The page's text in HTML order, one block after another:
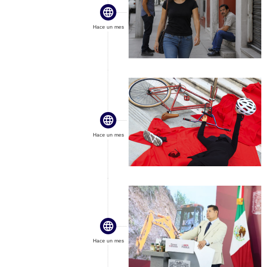

Hace un mes

Hace un mes

Hace un mes